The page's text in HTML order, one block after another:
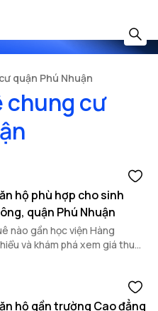
quận Phú Nhuận
chung cư
hộ phù hợp cho sinh
quận Phú Nhuận
nào gần học viện Hàng
và khám phá xem giá thuê
trong bài viết dưới đây.
hộ gần trường Cao đẳng